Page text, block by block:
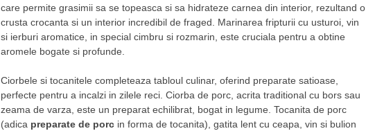
care permite grasimii sa se topeasca si sa hidrateze carnea din interior, rezultand o
crusta crocanta si un interior incredibil de fraged. Marinarea fripturii cu usturoi, vin
si ierburi aromatice, in special cimbru si rozmarin, este cruciala pentru a obtine
aromele bogate si profunde.
Ciorbele si tocanitele completeaza tabloul culinar, oferind preparate satioase,
perfecte pentru a incalzi in zilele reci. Ciorba de porc, acrita traditional cu bors sau
zeama de varza, este un preparat echilibrat, bogat in legume. Tocanita de porc
(adica preparate de porcin forma de tocanita), gatita lent cu ceapa, vin si bulion